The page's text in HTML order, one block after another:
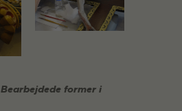
Bearbejdede former i